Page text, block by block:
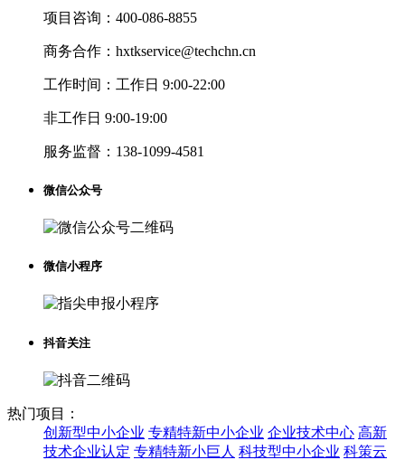
项目咨询： 400-086-8855
商务合作： hxtkservice@techchn.cn
工作时间： 工作日 9:00-22:00
非工作日 9:00-19:00
服务监督： 138-1099-4581
微信公众号
微信小程序
抖音关注
热门项目：
创新型中小企业 专精特新中小企业 企业技术中心 高新
技术企业认定 专精特新小巨人 科技型中小企业 科策云